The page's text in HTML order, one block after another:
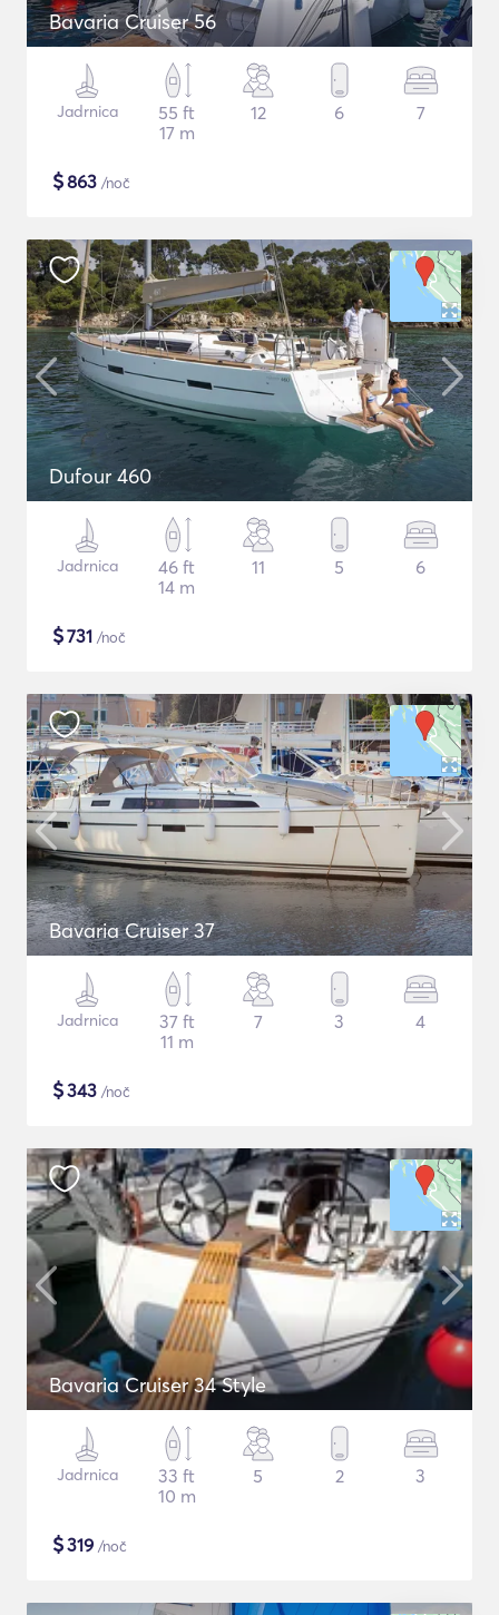
Bavaria Cruiser 56
Jadrnica
55 ft
17 m
12 6 7
$863 /noč
Dufour 460
Jadrnica
46 ft
14 m
11 5 6
$731 /noč
Bavaria Cruiser 37
Jadrnica
37 ft
11 m
7 3 4
$343 /noč
Bavaria Cruiser 34 Style
Jadrnica
33 ft
10 m
5 2 3
$319 /noč